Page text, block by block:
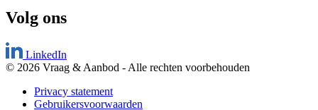
Volg ons
LinkedIn
© 2026 Vraag & Aanbod - Alle rechten voorbehouden
Privacy statement
Gebruikersvoorwaarden